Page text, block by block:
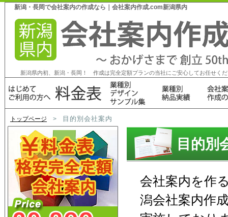
新潟・長岡で会社案内の作成なら｜会社案内作成.com新潟県内
新潟県内初、新潟・長岡！ 作成は完全定額プランの当社にご安心してお任せく
トップページ > 目的別会社案内
目的別
会社案内を作
潟会社案内作